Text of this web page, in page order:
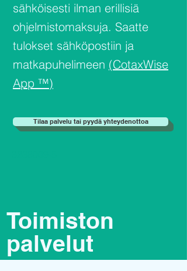
sähköisesti ilman erillisiä
ohjelmistomaksuja. Saatte
tulokset sähköpostiin ja
matkapuhelimeen (CotaxWise
App ™)
Tilaa palvelu tai pyydä yhteydenottoa
Toimiston
palvelut